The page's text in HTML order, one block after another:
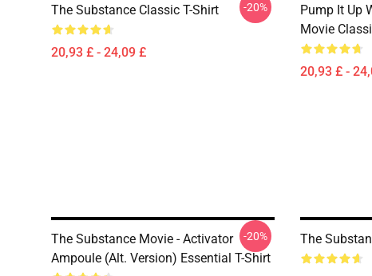
The Substance Classic T-Shirt
20,93 £ - 24,09 £
-20%
Pump It Up
Movie
20,93 £ -
The Substance Movie - Activator
Ampoule (alt. Version) Essential T-Shirt
-20% The